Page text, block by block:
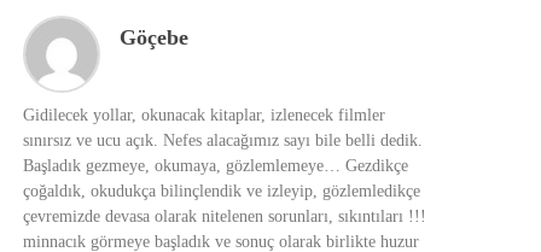
Göçebe
Gidilecek yollar, okunacak kitaplar, izlenecek filmler
sınırsız ve ucu açık. Nefes alacağımız sayı bile belli dedik.
Başladık gezmeye, okumaya, gözlemlemeye… Gezdikçe
çoğaldık, okudukça bilinçlendik ve izleyip, gözlemledikçe
çevremizde devasa olarak nitelenen sorunları, sıkıntıları !!!
minnacık görmeye başladık ve sonuç olarak birlikte huzur